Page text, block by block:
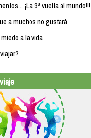
¡La 3ª vuelta al mundo!!!
a muchos no gustará
a la vida